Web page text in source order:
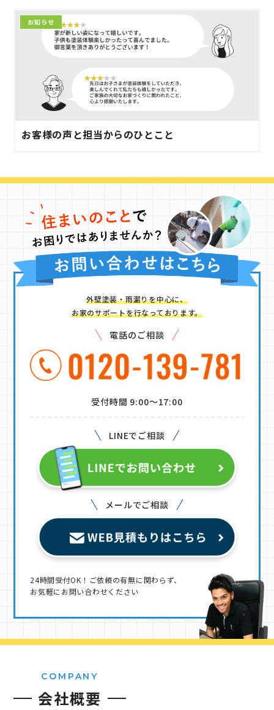
お知らせ
お客様の声と担当からのひとこと
外壁塗装・雨漏りを中心に、
お家のサポートを行なっております。
電話のご相談
受付時間 9:00〜17:00
LINEでご相談
メールでご相談
24時間受付OK！ご依頼の有無に関わらず、
お気軽にお問い合わせください
COMPANY
会社概要